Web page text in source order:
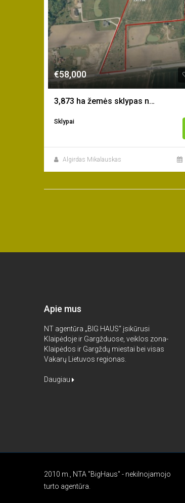
€58,000
3,873 ha žemės sklypas netoli Gargždų m.
Sklypai
Algirdas Mikalauskas
Apie mus
NT agentūra „BIG HAUS“ įsikūrusi
Klaipėdoje ir Gargžduose, veiklos zona-
Klaipėdos ir Gargždų miestai bei visas
Vakarų Lietuvos regionas.
Daugiau
2010 m., NTA "BigHaus" - nekilnojamojo
turto agentūra.